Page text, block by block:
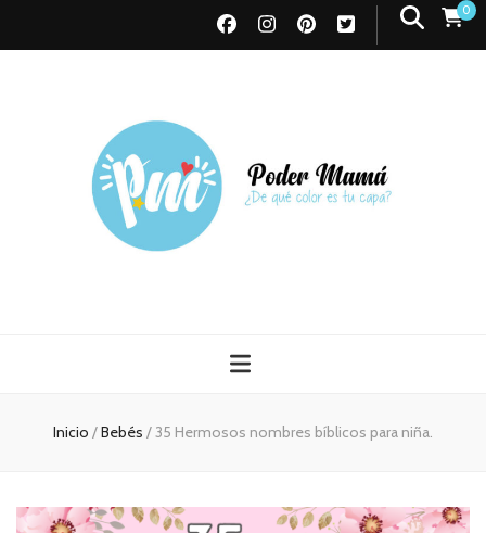
0
Inicio /Bebés /35 Hermosos nombres bíblicos para niña.